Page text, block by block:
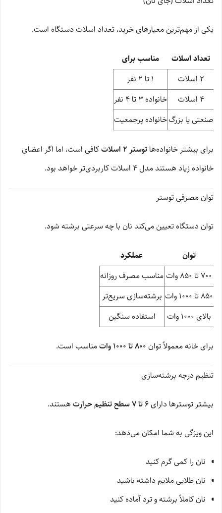
یکی از مهم‌ترین معیارهای خرید، تعداد اسلات دستگاه است.
تعداد اسلات
مناسب برای
2 اسلات
1 تا 2 نفر
4 اسلات
خانواده 3 تا 4 نفر
صنعتی یا بزرگخانواده پرجمعیت
برای بیشتر خانواده‌ها توستر 2 اسلات
کافی است، اما اگر اعضای
خانواده زیاد هستند مدل 4 اسلات کاربردی‌تر خواهد بود.
توان مصرفی توستر
توان دستگاه تعیین می‌کند نان با چه سرعتی برشته شود.
توان
عملکرد
700 تا 850 وات
مناسب مصرف روزانه
850 تا 1000 وات
برشته‌سازی سریع‌تر
بالای 1000 وات
استفاده سنگین
برای خانه معمولاً توان 800 تا 1000 وات مناسب است.
تنظیم درجه برشته‌سازی
بیشتر توسترها دارای۶ تا ۷ سطح تنظیم حرارت هستند.
این ویژگی به شما امکان می‌دهد:
نان را کمی گرم کنید
نان طلایی ملایم داشته باشید
نان کاملاً برشته و ترد آماده کنید